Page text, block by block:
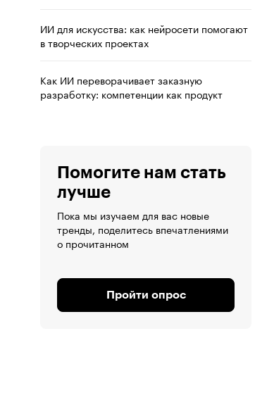
ИИ для искусства: как нейросети помогают
в творческих проектах
Как ИИ переворачивает заказную
разработку: компетенции как продукт
Помогите нам стать
лучше
Пока мы изучаем для вас новые
тренды, поделитесь впечатлениями
о прочитанном
Пройти опрос